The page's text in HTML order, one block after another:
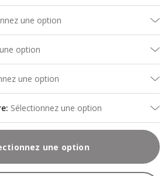
une option
option
une option
: Sélectionnez une option
une option